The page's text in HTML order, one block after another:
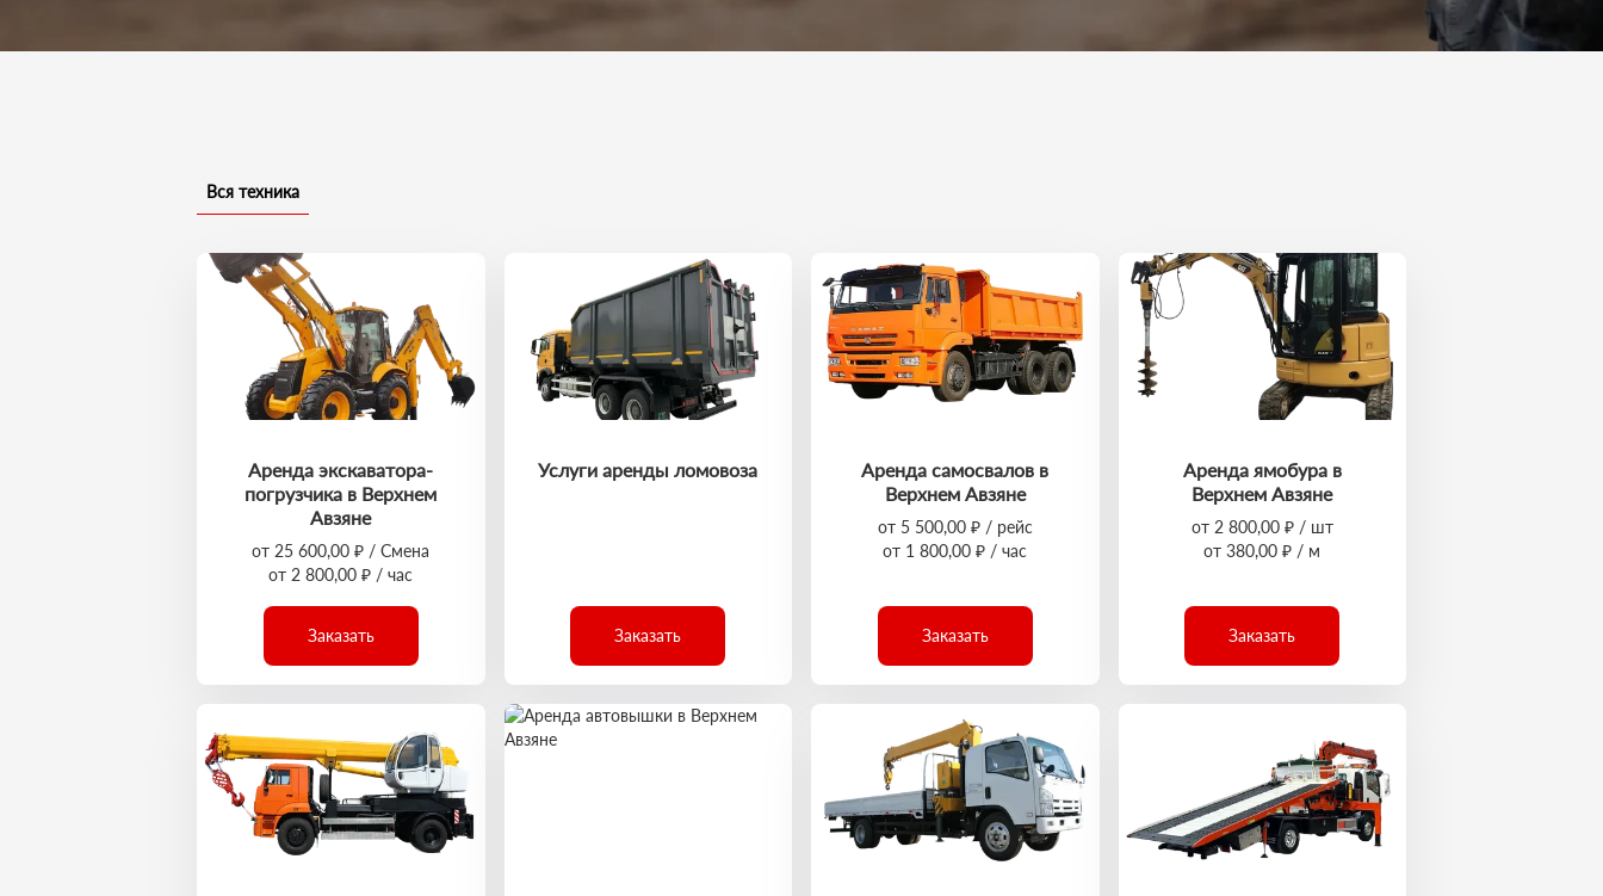
Вся техника
Аренда экскаватора-
погрузчика в Верхнем
Авзяне
от 25 600,00 ₽ / Смена
от 2 800,00 ₽ / час
Заказать
Услуги аренды ломовоза
Заказать
Аренда самосвалов в
Верхнем Авзяне
от 5 500,00 ₽ / рейс
от 1 800,00 ₽ / час
Заказать
Аренда ямобура в
Верхнем Авзяне
от 2 800,00 ₽ / шт
от 380,00 ₽ / м
Заказать